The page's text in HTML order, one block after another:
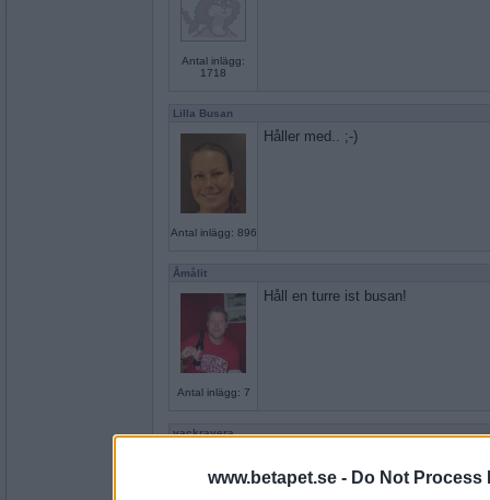
www.betapet.se - Do Not Process
Antal inlägg:
1718
Lilla Busan
Antal inlägg: 896
Håller med.. ;-)
Åmålit
Antal inlägg: 7
Håll en turre ist busan!
vackravera
Även dags för en eftermiddags
Ladda med te o scones så ses vi i